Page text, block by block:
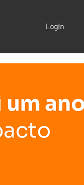
Login